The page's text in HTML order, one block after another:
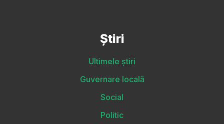
Știri
Ultimele știri
Guvernare locală
Social
Politic